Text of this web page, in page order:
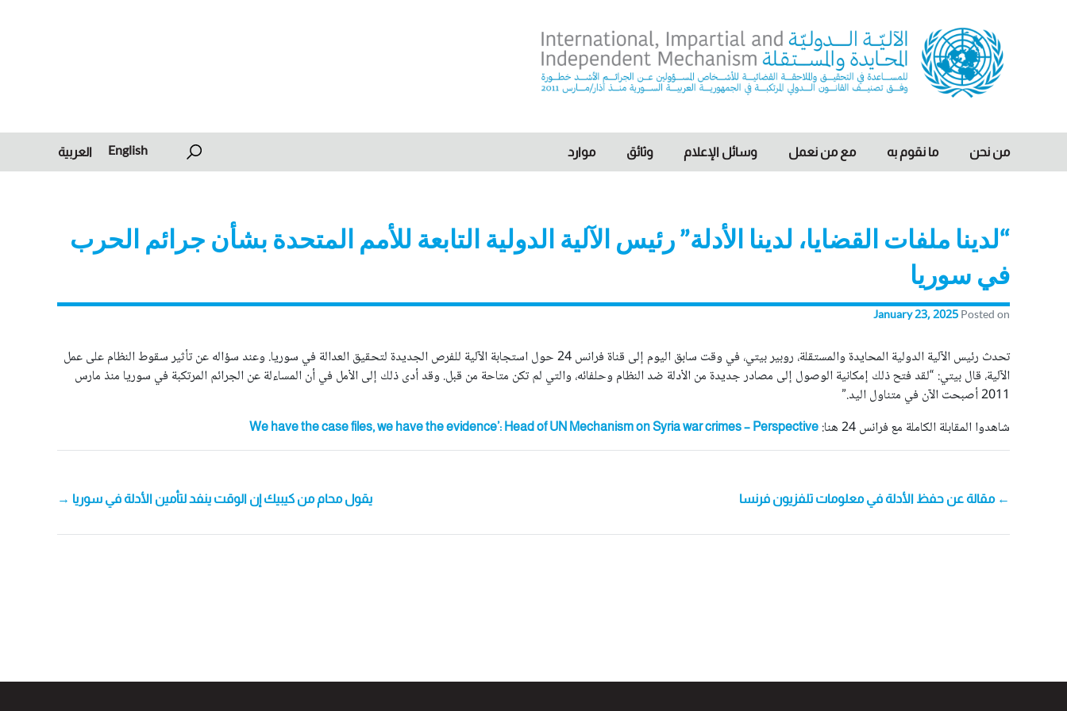
IIIM
من نحن ما نقوم به مع من نعمل وسائل الإعلام وثائق موارد English العربية
“لدينا ملفات القضايا، لدينا الأدلة” رئيس الآلية الدولية التابعة للأمم المتحدة بشأن جرائم الحرب
في سوريا
Posted on
January 23, 2025
تحدث رئيس الآلية الدولية المحايدة والمستقلة، روبير بيتي، في وقت سابق اليوم إلى قناة فرانس 24 حول استجابة الآلية للفرص الجديدة لتحقيق العدالة في سوريا. وعند سؤاله عن تأثير سقوط النظام على عمل
الآلية، قال بيتي: “لقد فتح ذلك إمكانية الوصول إلى مصادر جديدة من الأدلة ضد النظام وحلفائه، والتي لم تكن متاحة من قبل. وقد أدى ذلك إلى الأمل في أن المساءلة عن الجرائم المرتكبة في سوريا منذ مارس
2011 أصبحت الآن في متناول اليد.”
شاهدوا المقابلة الكاملة مع فرانس 24 هنا:
We have the case files, we have the evidence’: Head of UN Mechanism on Syria war crimes – Perspective
POST
← مقالة عن حفظ الأدلة في معلومات تلفزيون فرنسا يقول محام من كيبيك إن الوقت ينفد لتأمين الأدلة في سوريا →